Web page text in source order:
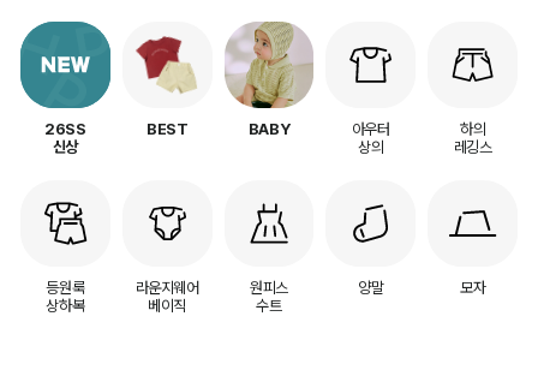
26SS
신상
BEST BABY
아우터
상의
하의
레깅스
등원룩
상하복
라운지웨어
베이직
원피스
수트
양말 모자